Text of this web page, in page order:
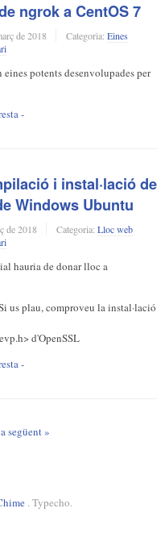
ngrok a CentOS 7
de 2018 Categoria: Eines
potents desenvolupades per
-
i instal·lació de
Windows Ubuntu
de 2018 Categoria: Lloc web
hauria de donar lloc a
us plau, comproveu la instal·lació
d'OpenSSL
-
següent »
. Typecho.